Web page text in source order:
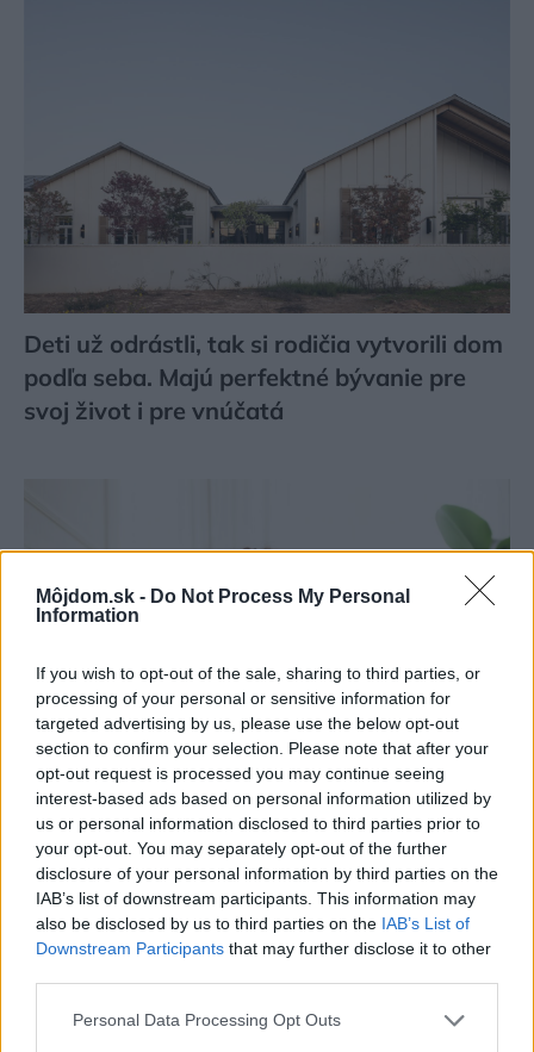
Môjdom.sk - Do Not Process My Personal
Information
If you wish to opt-out of the sale, sharing to third parties, or
processing of your personal or sensitive information for
targeted advertising by us, please use the below opt-out
section to confirm your selection. Please note that after your
opt-out request is processed you may continue seeing
interest-based ads based on personal information utilized by
us or personal information disclosed to third parties prior to
your opt-out. You may separately opt-out of the further
disclosure of your personal information by third parties on the
IAB’s list of downstream participants. This information may
also be disclosed by us to third parties on the IAB’s List of
Downstream Participants that may further disclose it to other
Please note that this website/app uses one or more Google
Personal Data Processing Opt Outs
Deti už odrástli, tak si rodičia vytvorili dom
podľa seba. Majú perfektné bývanie pre
svoj život i pre vnúčatá
Pridajte túto surovinu do prania, obliečky
budú hladšie a pevnejšie. Starý trik z
hotelov poznali už naše babičky